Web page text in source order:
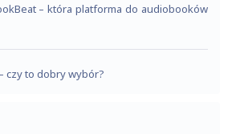
– która platforma do audiobooków
czy to dobry wybór?